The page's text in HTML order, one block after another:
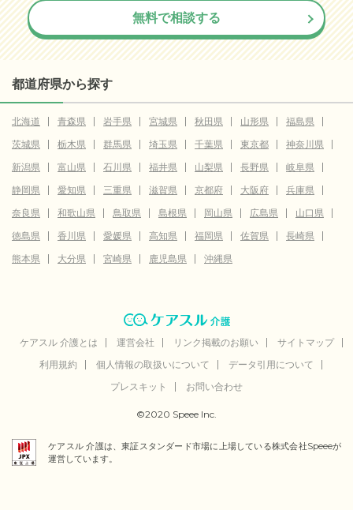
無料で相談する
都道府県から探す
北海道 青森県 岩手県 宮城県 秋田県 山形県
福島県
茨城県
栃木県 群馬県 埼玉県 千葉県 東京都
神奈川県
新潟県
富山県 石川県 福井県 山梨県 長野県
岐阜県
静岡県
愛知県 三重県 滋賀県 京都府 大阪府
兵庫県
奈良県
和歌山県 鳥取県 島根県 岡山県 広島県
山口県
徳島県
香川県 愛媛県 高知県 福岡県 佐賀県
長崎県
熊本県
大分県 宮崎県 鹿児島県 沖縄県
ケアスル 介護とは 運営会社 リンク掲載のお願い
サイトマップ
利用規約
個人情報の取扱いについて
データ引用について
プレスキット
お問い合わせ
©2020 Speee Inc.
ケアスル 介護は、東証スタンダード市場に上場している株式会社Speeeが
運営しています。